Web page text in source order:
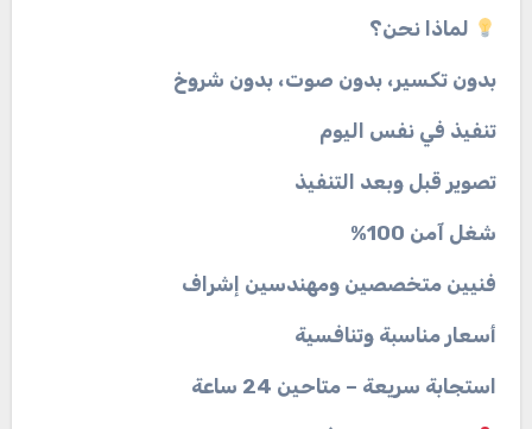
لماذا نحن؟
بدون تكسير، بدون صوت، بدون شروخ
تنفيذ في نفس اليوم
تصوير قبل وبعد التنفيذ
شغل آمن 100%
فنيين متخصصين ومهندسين إشراف
أسعار مناسبة وتنافسية
استجابة سريعة – متاحين 24 ساعة